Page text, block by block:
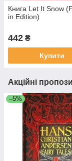
Книга Let It Snow
in Edition)
442 ₴
Купити
Акційні
–5%